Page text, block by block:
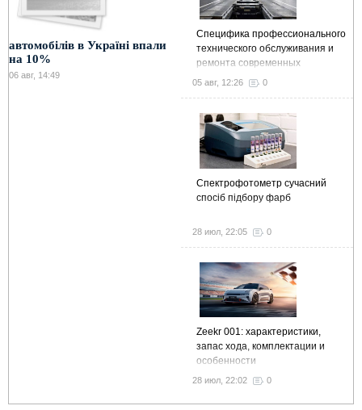
автомобілів в Україні впали
на 10%
06 авг, 14:49
Специфика профессионального
технического обслуживания и
ремонта современных
автомобилей
05 авг, 12:26 0
Спектрофотометр сучасний
спосіб підбору фарб
28 июл, 22:05 0
Zeekr 001: характеристики,
запас хода, комплектации и
особенности
28 июл, 22:02 0